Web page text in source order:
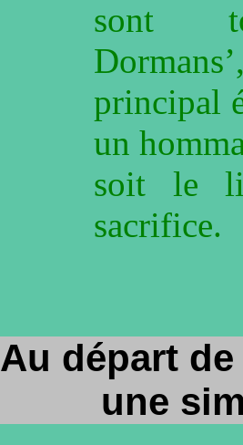
sont
principal
un
soit le
sacrifice.
Au départ
une